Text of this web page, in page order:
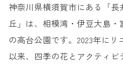
神奈川県横須賀市にある「
丘」は、相模湾・伊豆大島
の高台公園です。2023年に
以来、四季の花とアクティ